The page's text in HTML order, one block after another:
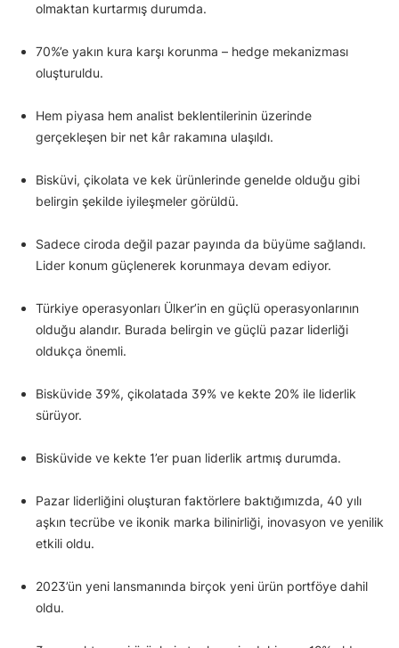
olmaktan kurtarmış durumda.
70%’e yakın kura karşı korunma – hedge mekanizması
oluşturuldu.
Hem piyasa hem analist beklentilerinin üzerinde
gerçekleşen bir net kâr rakamına ulaşıldı.
Bisküvi, çikolata ve kek ürünlerinde genelde olduğu gibi
belirgin şekilde iyileşmeler görüldü.
Sadece ciroda değil pazar payında da büyüme sağlandı.
Lider konum güçlenerek korunmaya devam ediyor.
Türkiye operasyonları Ülker’in en güçlü operasyonlarının
olduğu alandır. Burada belirgin ve güçlü pazar liderliği
oldukça önemli.
Bisküvide 39%, çikolatada 39% ve kekte 20% ile liderlik
sürüyor.
Bisküvide ve kekte 1’er puan liderlik artmış durumda.
Pazar liderliğini oluşturan faktörlere baktığımızda, 40 yılı
aşkın tecrübe ve ikonik marka bilinirliği, inovasyon ve yenilik
etkili oldu.
2023’ün yeni lansmanında birçok yeni ürün portföye dahil
oldu.